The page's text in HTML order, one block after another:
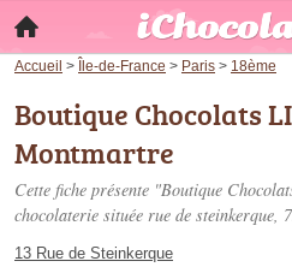
Accueil > Île-de-France > Paris > 18ème
Boutique Chocolats
Montmartre
Cette fiche présente "Boutique
chocolaterie située rue de steinkerque,
13 Rue de Steinkerque